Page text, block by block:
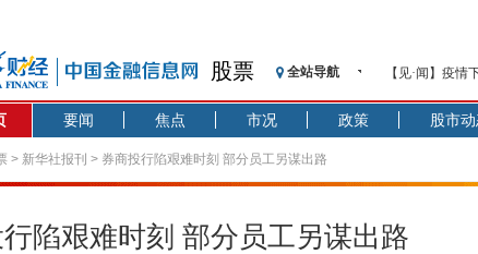
股票 全站导航
【见·闻】疫
记者手记：疫
【见·闻】疫
济安金信：中
【新华财经调
央行公开市场
要闻 焦点 市况 政策 股市
> 新华社报刊 > 券商投行陷艰难时刻 部分员工另谋出路
陷艰难时刻 部分员工另谋出路